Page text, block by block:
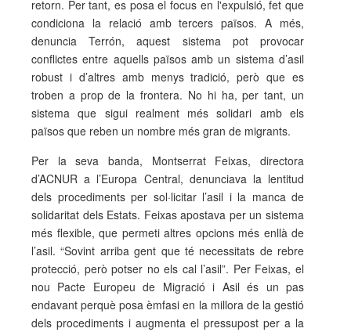
retorn. Per tant, es posa el focus en l'expulsió, fet que
condiciona la relació amb tercers països. A més,
denuncia Terrón, aquest sistema pot provocar
conflictes entre aquells països amb un sistema d’asil
robust i d’altres amb menys tradició, però que es
troben a prop de la frontera. No hi ha, per tant, un
sistema que sigui realment més solidari amb els
països que reben un nombre més gran de migrants.
Per la seva banda, Montserrat Feixas, directora
d’ACNUR a l’Europa Central, denunciava la lentitud
dels procediments per sol·licitar l’asil i la manca de
solidaritat dels Estats. Feixas apostava per un sistema
més flexible, que permeti altres opcions més enllà de
l’asil. “Sovint arriba gent que té necessitats de rebre
protecció, però potser no els cal l’asil”. Per Feixas, el
nou Pacte Europeu de Migració i Asil és un pas
endavant perquè posa èmfasi en la millora de la gestió
dels procediments i augmenta el pressupost per a la